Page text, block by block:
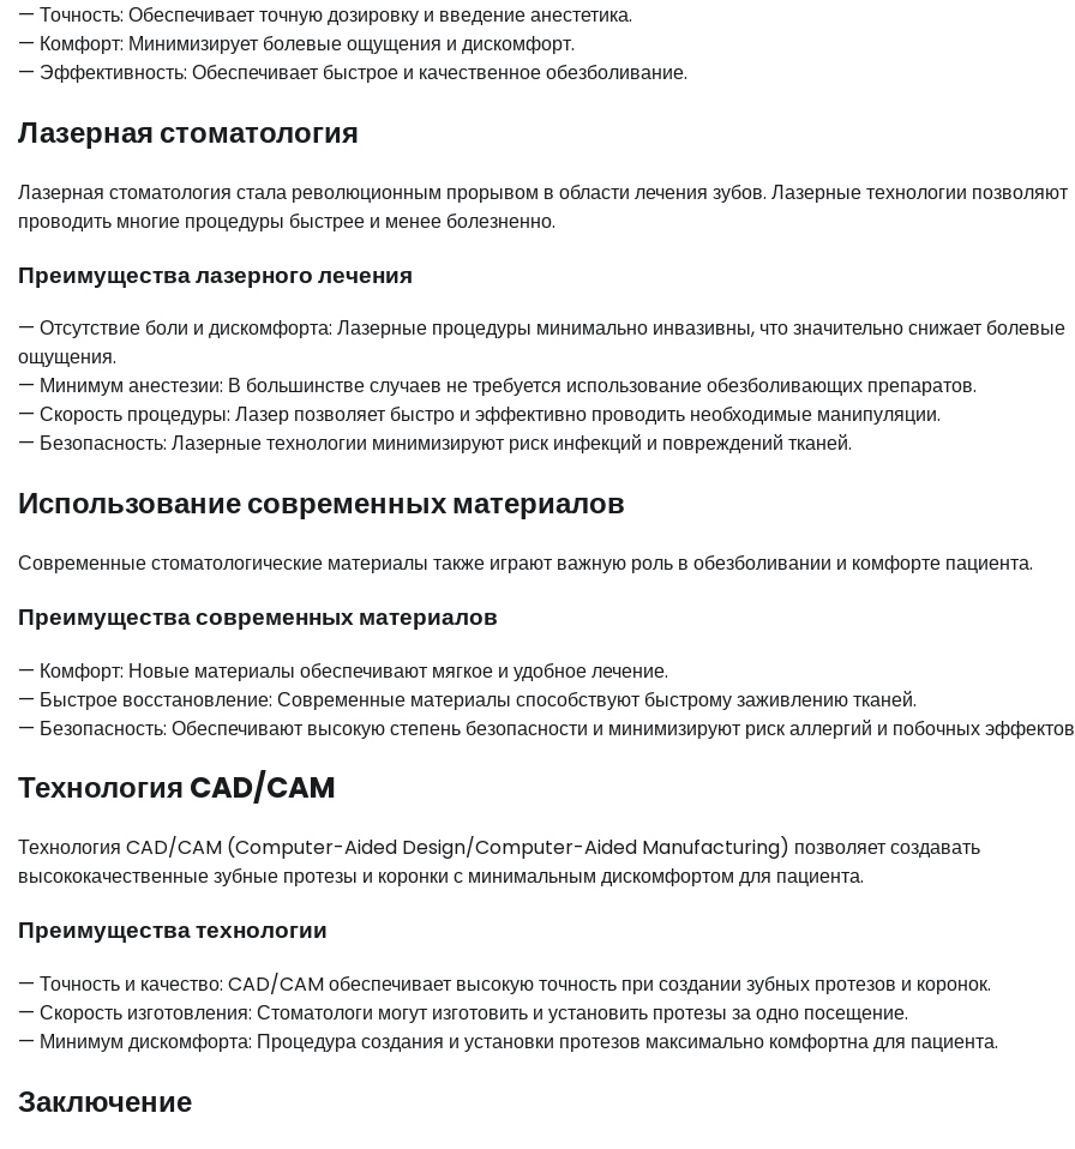
— Точность: Обеспечивает точную дозировку и введение анестетика.
— Комфорт: Минимизирует болевые ощущения и дискомфорт.
— Эффективность: Обеспечивает быстрое и качественное обезболивание.
Лазерная стоматология
Лазерная стоматология стала революционным прорывом в области лечения зубов. Лазерные технологии позволяют
проводить многие процедуры быстрее и менее болезненно.
Преимущества лазерного лечения
— Отсутствие боли и дискомфорта: Лазерные процедуры минимально инвазивны, что значительно снижает болевые
ощущения.
— Минимум анестезии: В большинстве случаев не требуется использование обезболивающих препаратов.
— Скорость процедуры: Лазер позволяет быстро и эффективно проводить необходимые манипуляции.
— Безопасность: Лазерные технологии минимизируют риск инфекций и повреждений тканей.
Использование современных материалов
Современные стоматологические материалы также играют важную роль в обезболивании и комфорте пациента.
Преимущества современных материалов
— Комфорт: Новые материалы обеспечивают мягкое и удобное лечение.
— Быстрое восстановление: Современные материалы способствуют быстрому заживлению тканей.
— Безопасность: Обеспечивают высокую степень безопасности и минимизируют риск аллергий и побочных
Технология CAD/CAM
Технология CAD/CAM (Computer-Aided Design/Computer-Aided Manufacturing) позволяет создавать
высококачественные зубные протезы и коронки с минимальным дискомфортом для пациента.
Преимущества технологии
— Точность и качество: CAD/CAM обеспечивает высокую точность при создании зубных протезов и коронок.
— Скорость изготовления: Стоматологи могут изготовить и установить протезы за одно посещение.
— Минимум дискомфорта: Процедура создания и установки протезов максимально комфортна для пациента.
Заключение